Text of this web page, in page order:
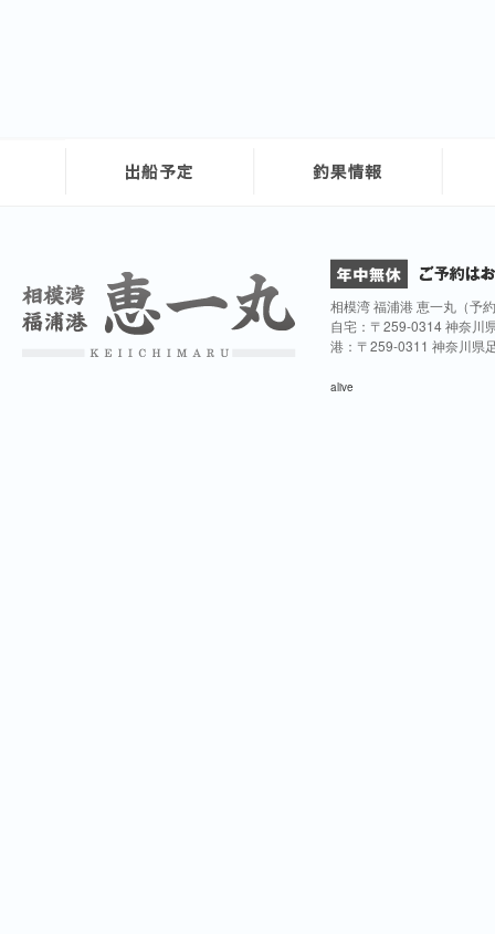
相模湾 福浦港 恵一丸（予
自宅：〒259-0314 神奈川
港：〒259-0311 神奈川県
alive